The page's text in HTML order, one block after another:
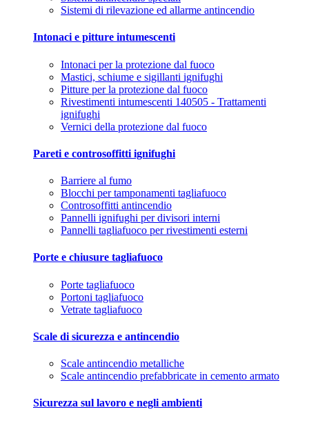
Sistemi di rilevazione ed allarme antincendio
Intonaci e pitture intumescenti
Intonaci per la protezione dal fuoco
Mastici, schiume e sigillanti ignifughi
Pitture per la protezione dal fuoco
Rivestimenti intumescenti 140505 - Trattamenti
ignifughi
Vernici della protezione dal fuoco
Pareti e controsoffitti ignifughi
Barriere al fumo
Blocchi per tamponamenti tagliafuoco
Controsoffitti antincendio
Pannelli ignifughi per divisori interni
Pannelli tagliafuoco per rivestimenti esterni
Porte e chiusure tagliafuoco
Porte tagliafuoco
Portoni tagliafuoco
Vetrate tagliafuoco
Scale di sicurezza e antincendio
Scale antincendio metalliche
Scale antincendio prefabbricate in cemento armato
Sicurezza sul lavoro e negli ambienti